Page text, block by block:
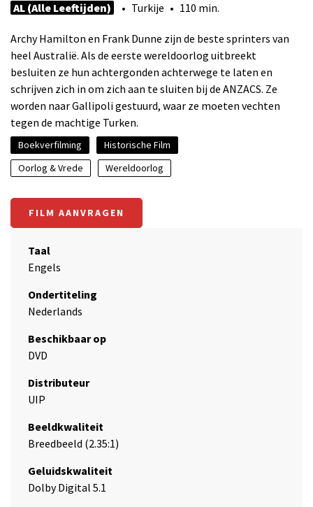
AL (Alle Leeftijden) • Turkije • 110 min.
Archy Hamilton en Frank Dunne zijn de beste sprinters van
heel Australië. Als de eerste wereldoorlog uitbreekt
besluiten ze hun achtergonden achterwege te laten en
schrijven zich in om zich aan te sluiten bij de ANZACS. Ze
worden naar Gallipoli gestuurd, waar ze moeten vechten
tegen de machtige Turken.
Boekverfilming
Historische Film
Oorlog & Vrede
Wereldoorlog
FILM AANVRAGEN
Taal
Engels
Ondertiteling
Nederlands
Beschikbaar op
DVD
Distributeur
UIP
Beeldkwaliteit
Breedbeeld (2.35:1)
Geluidskwaliteit
Dolby Digital 5.1